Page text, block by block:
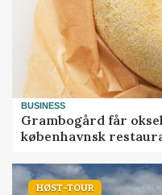
BUSINESS
Grambogård får
københavnsk
HØST-TOUR